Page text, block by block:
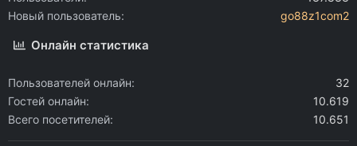
Новый пользователь
go88z1com2
Онлайн статистика
Пользователей онлайн
32
Гостей онлайн
10.619
Всего посетителей
10.651